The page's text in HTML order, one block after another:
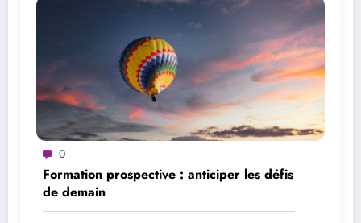
0
Formation prospective : anticiper les défis
de demain